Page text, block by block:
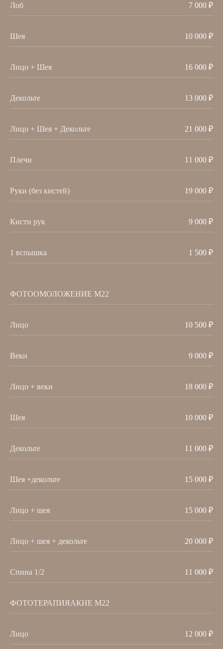
Лоб 7 000 ₽
Шея 10 000 ₽
Лицо + Шея 16 000 ₽
Декольте 13 000 ₽
Лицо + Шея + Декольте 21 000 ₽
Плечи 11 000 ₽
Руки (без кистей) 19 000 ₽
Кисти рук 9 000 ₽
1 вспышка 1 500 ₽
ФОТООМОЛОЖЕНИЕ М22
Лицо 10 500 ₽
Веки 9 000 ₽
Лицо + веки 18 000 ₽
Шея 10 000 ₽
Декольте 11 000 ₽
Шея +декольте 15 000 ₽
Лицо + шея 15 000 ₽
Лицо + шея + декольте 20 000 ₽
Спина 1/2 11 000 ₽
ФОТОТЕРАПИЯАКНЕ М22
Лицо 12 000 ₽
участвуют в конференциях
ДАДАЕВА МАРЕТА